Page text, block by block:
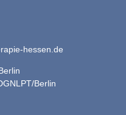
hessen.de
Berlin